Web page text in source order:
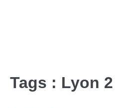
Tags : Lyon 2